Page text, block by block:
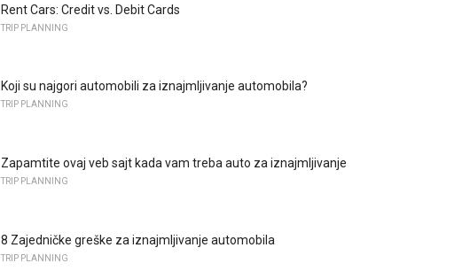
Rent Cars: Credit vs. Debit Cards
TRIP PLANNING
Koji su najgori automobili za iznajmljivanje automobila?
TRIP PLANNING
Zapamtite ovaj veb sajt kada vam treba auto za iznajmljivanje
TRIP PLANNING
8 Zajedničke greške za iznajmljivanje automobila
TRIP PLANNING